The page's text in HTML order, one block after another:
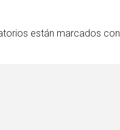
están marcados con